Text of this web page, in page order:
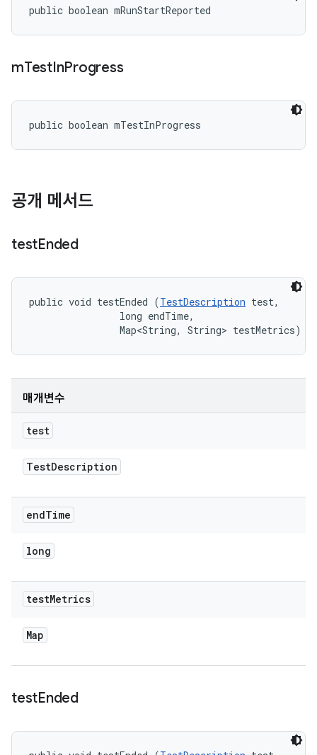
public boolean mRunStartReported
mTestInProgress
public boolean mTestInProgress
공개 메서드
testEnded
public void testEnded (TestDescription test,
                long endTime,
                Map<String, String> testMetrics)
매개변수
test
TestDescription
endTime
long
testMetrics
Map
testEnded